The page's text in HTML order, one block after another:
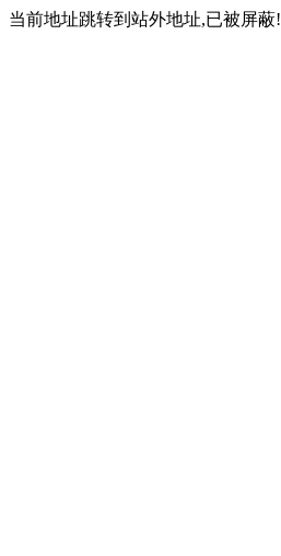
当前地址跳转到站外地址,已被屏蔽!